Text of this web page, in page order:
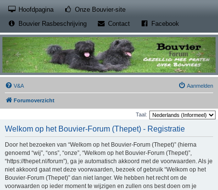
Hoofdpagina Onze Bouvier-site(Opens a new tab)
Bouvier Rasbeschrijving
Contact(Opens a new tab)
Facebook
V&A Aanmelden
Forumoverzicht
Taal:
Welkom op het Bouvier-Forum (Thepet) - Registratie
Door het bezoeken van “Welkom op het Bouvier-Forum (Thepet)” (hierna
genoemd “wij”, “ons”, “onze”, “Welkom op het Bouvier-Forum (Thepet)”,
“https://thepet.nl/forum”), ga je automatisch akkoord met de voorwaarden. Als je
niet akkoord gaat met deze voorwaarden, bezoek of gebruik “Welkom op het
Bouvier-Forum (Thepet)” dan niet langer. We hebben het recht om de
voorwaarden op ieder moment te wijzigen en zullen ons best doen om je